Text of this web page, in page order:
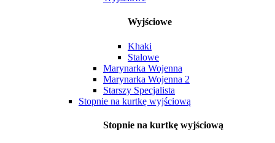
Wyjściowe
Khaki
Stalowe
Marynarka Wojenna
Marynarka Wojenna 2
Starszy Specjalista
Stopnie na kurtkę wyjściową
Stopnie na kurtkę wyjściową